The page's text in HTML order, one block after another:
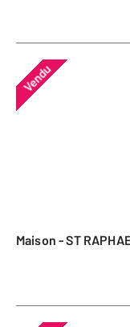
Vendu
Maison - ST